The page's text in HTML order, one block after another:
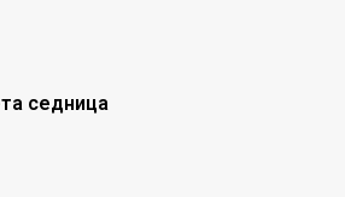
седница